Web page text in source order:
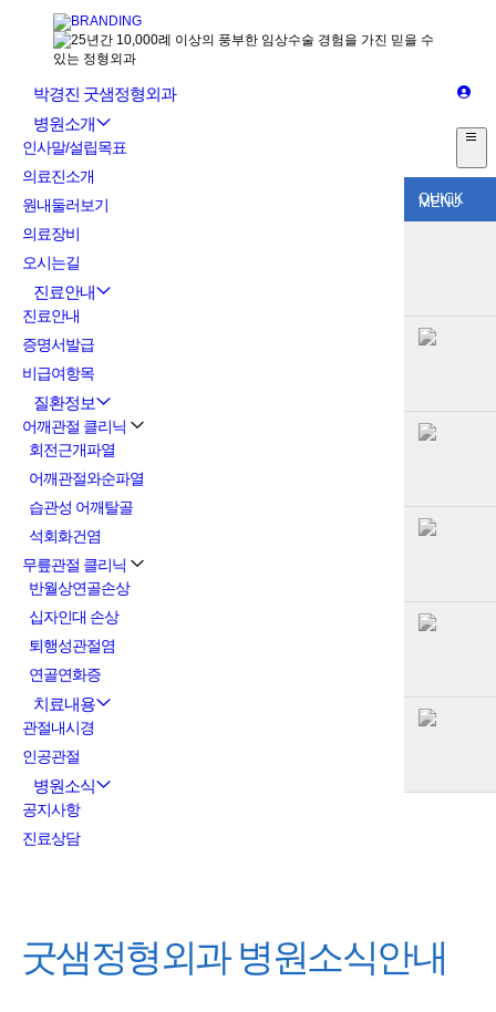
QUICK
MENU
박경진 굿샘정형외과
병원소개
인사말/설립목표
의료진소개
원내둘러보기
의료장비
오시는길
진료안내
진료안내
증명서발급
비급여항목
질환정보
어깨관절 클리닉
회전근개파열
어깨관절와순파열
습관성 어깨탈골
석회화건염
무릎관절 클리닉
반월상연골손상
십자인대 손상
퇴행성관절염
연골연화증
치료내용
관절내시경
인공관절
병원소식
공지사항
진료상담
굿샘정형외과병원소식안내